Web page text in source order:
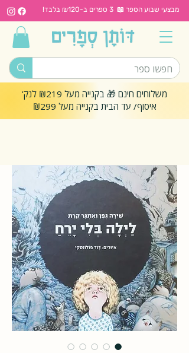
מבצעי שבוע הספר 📖 3 ספרים ב-₪120 בלבד!
משלוחים חינם 🎁 בקנייה מעל ₪219 לנק'
איסוף/ עד הבית בקנייה מעל ₪299